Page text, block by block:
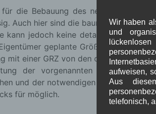
die Bebauung des neuen,
Auch hier sind die baurechtlichen
kann jedoch keine detailierten
geplante Größe von rund
mit einer GRZ von den ortsüblichen
der vorgenannten
und der notwendigen Stellplätze,
für möglich.
Wir haben
und
aufweisen,
Aus
telefonisch,